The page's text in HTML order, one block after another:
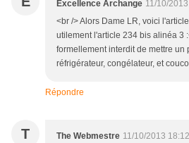
Excellence Archange 11/10/
<br /> Alors Dame LR, voici
utilement l'article 234 bis alinéa 3
formellement interdit de mettre un
réfrigérateur, congélateur, et
Répondre
T The Webmestre 11/10/2013 18:12